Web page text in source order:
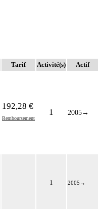
Tarif Activité(s) Actif
192,28 €
Remboursement
1 2005→
1 2005 →